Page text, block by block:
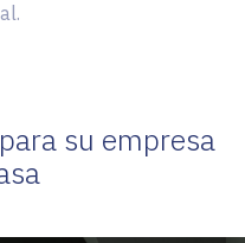
su empresa